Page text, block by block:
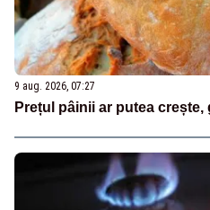
9 aug. 2026, 07:27
Prețul pâinii ar putea